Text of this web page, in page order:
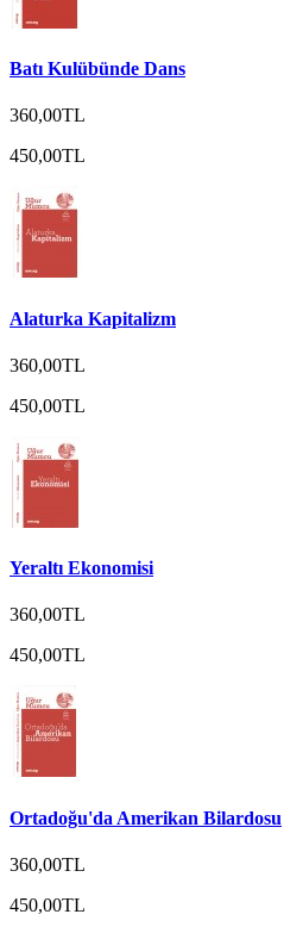
Batı Kulübünde Dans
360,00TL
450,00TL
Alaturka Kapitalizm
360,00TL
450,00TL
Yeraltı Ekonomisi
360,00TL
450,00TL
Ortadoğu'da Amerikan Bilardosu
360,00TL
450,00TL